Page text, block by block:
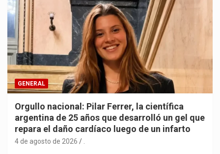
GENERAL
Orgullo nacional: Pilar Ferrer, la científica
argentina de 25 años que desarrolló un gel que
repara el daño cardíaco luego de un infarto
4 de agosto de 2026